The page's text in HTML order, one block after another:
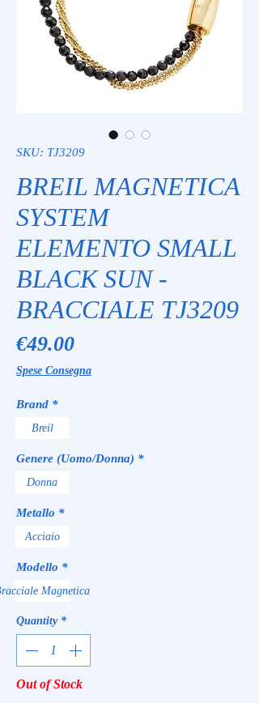
SKU: TJ3209
BREIL MAGNETICA
SYSTEM
ELEMENTO SMALL
BLACK SUN -
BRACCIALE TJ3209
€49.00Price
Spese Consegna
Brand *
Breil
Genere (Uomo/Donna) *
Donna
Metallo *
Acciaio
Modello *
Magnetica
Quantity *
Out of Stock